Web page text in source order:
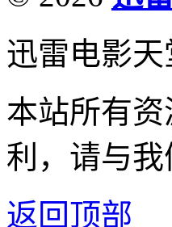
迅雷电影
本站所有
利，请与我
返回顶部